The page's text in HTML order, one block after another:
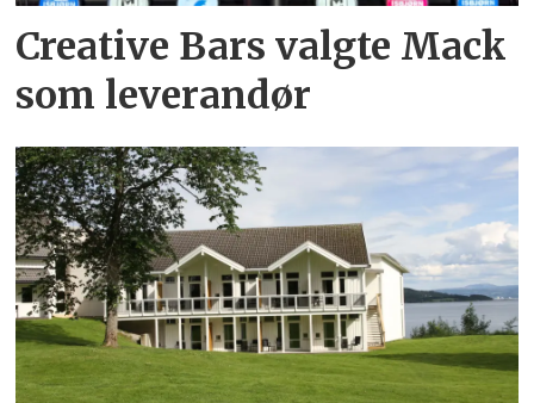
Creative Bars valgte Mack
som leverandør